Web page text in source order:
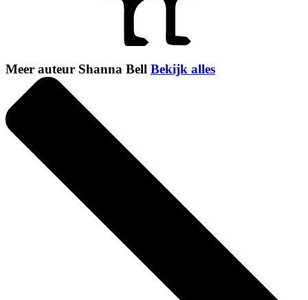
Meer auteur Shanna Bell Bekijk alles